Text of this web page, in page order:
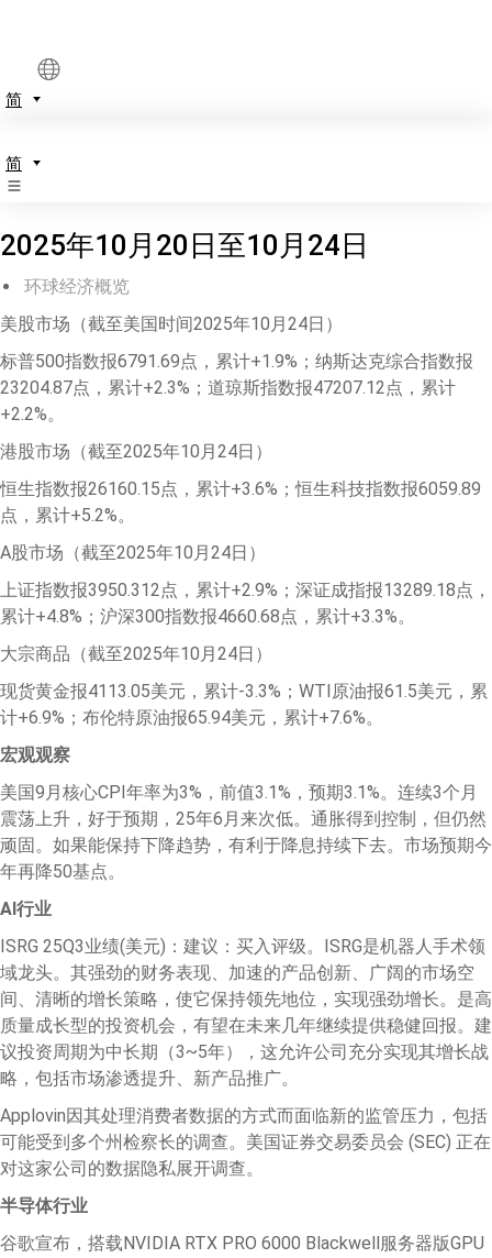
简
简
2025年10月20日至10月24日
环球经济概览
美股市场（截至美国时间2025年10月24日）
标普500指数报6791.69点，累计+1.9%；纳斯达克综合指数报
23204.87点，累计+2.3%；道琼斯指数报47207.12点，累计
+2.2%。
港股市场（截至2025年10月24日）
恒生指数报26160.15点，累计+3.6%；恒生科技指数报6059.89
点，累计+5.2%。
A股市场（截至2025年10月24日）
上证指数报3950.312点，累计+2.9%；深证成指报13289.18点，
累计+4.8%；沪深300指数报4660.68点，累计+3.3%。
大宗商品（截至2025年10月24日）
现货黄金报4113.05美元，累计-3.3%；WTI原油报61.5美元，累
计+6.9%；布伦特原油报65.94美元，累计+7.6%。
宏观观察
美国9月核心CPI年率为3%，前值3.1%，预期3.1%。连续3个月
震荡上升，好于预期，25年6月来次低。通胀得到控制，但仍然
顽固。如果能保持下降趋势，有利于降息持续下去。市场预期今
年再降50基点。
AI行业
ISRG 25Q3业绩(美元)：建议：买入评级。ISRG是机器人手术领
域龙头。其强劲的财务表现、加速的产品创新、广阔的市场空
间、清晰的增长策略，使它保持领先地位，实现强劲增长。是高
质量成长型的投资机会，有望在未来几年继续提供稳健回报。建
议投资周期为中长期（3~5年），这允许公司充分实现其增长战
略，包括市场渗透提升、新产品推广。
Applovin因其处理消费者数据的方式而面临新的监管压力，包括
可能受到多个州检察长的调查。美国证券交易委员会 (SEC) 正在
对这家公司的数据隐私展开调查。
半导体行业
谷歌宣布，搭载NVIDIA RTX PRO 6000 Blackwell服务器版GPU